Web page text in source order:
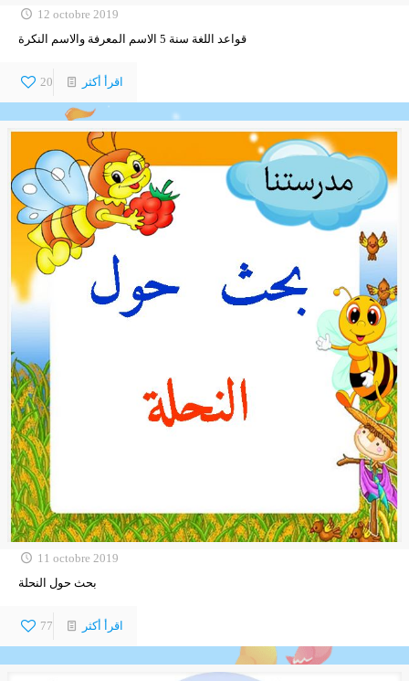
12 octobre 2019
قواعد اللغة سنة 5 الاسم المعرفة والاسم النكرة
20 اقرأ أكثر
11 octobre 2019
بحث حول النحلة
77 اقرأ أكثر